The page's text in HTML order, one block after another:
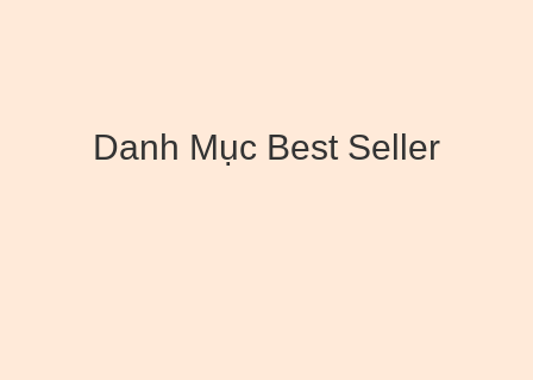
Danh Mục Best Seller